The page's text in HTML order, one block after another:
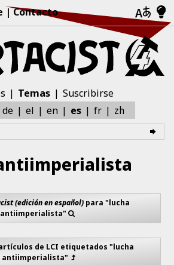
Contacto
Temas
Suscribirse
de el en es fr zh
(edición en español) para "lucha
antiimperialista"
de LCI etiquetados "lucha
antiimperialista"